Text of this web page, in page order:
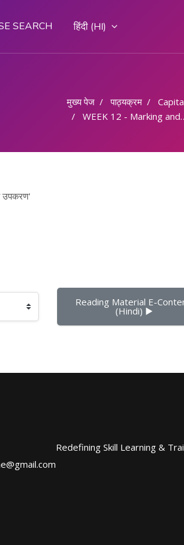
SEARCH हिंदी ‎(HI)‎
मुख्य पेज पाठ्यक्रम Capital
WEEK 12 - Marking and Measuring Tools/ अंकन और मापने के उपकरण
उपकरण'
Reading Material E-
(Hindi) ▶︎
Redefining Skill Learning &